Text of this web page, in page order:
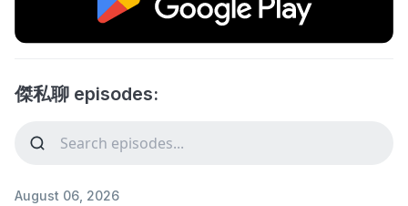
傑私聊 episodes:
August 06, 2026